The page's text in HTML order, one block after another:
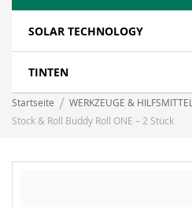
SOLAR TECHNOLOGY
TINTEN
Startseite
WERKZEUGE & HILFSMITTEL
Stock & Roll Buddy Roll ONE – 2 Stück